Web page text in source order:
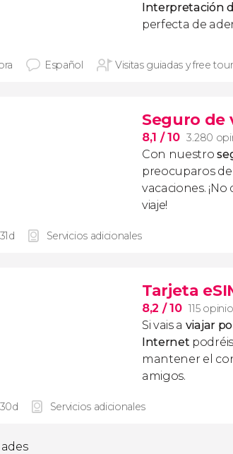
Interpretación
perfecta de
Español Visitas guiadas y free
Seguro de
8,1 / 10 3.280
Con nuestro
preocuparos
vacaciones.
viaje!
Servicios adicionales
Tarjeta
8,2 / 10 115
Si vais a viajar
Internet
mantener el
amigos.
Servicios adicionales